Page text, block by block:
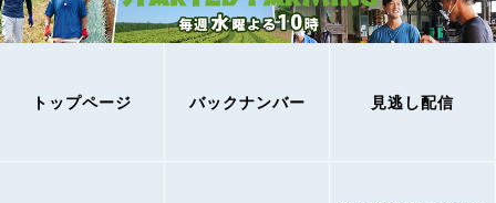
トップページ バックナンバー 見逃し配信